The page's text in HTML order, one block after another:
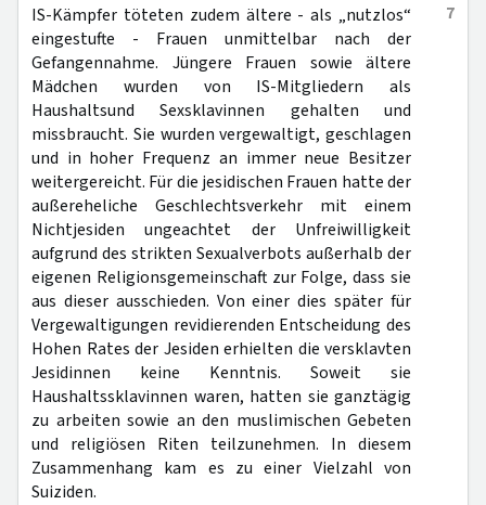
7
IS-Kämpfer töteten zudem ältere - als „nutzlos“
eingestufte - Frauen unmittelbar nach der
Gefangennahme. Jüngere Frauen sowie ältere
Mädchen wurden von IS-Mitgliedern als
Haushaltsund Sexsklavinnen gehalten und
missbraucht. Sie wurden vergewaltigt, geschlagen
und in hoher Frequenz an immer neue Besitzer
weitergereicht. Für die jesidischen Frauen hatte der
außereheliche Geschlechtsverkehr mit einem
Nichtjesiden ungeachtet der Unfreiwilligkeit
aufgrund des strikten Sexualverbots außerhalb der
eigenen Religionsgemeinschaft zur Folge, dass sie
aus dieser ausschieden. Von einer dies später für
Vergewaltigungen revidierenden Entscheidung des
Hohen Rates der Jesiden erhielten die versklavten
Jesidinnen keine Kenntnis. Soweit sie
Haushaltssklavinnen waren, hatten sie ganztägig
zu arbeiten sowie an den muslimischen Gebeten
und religiösen Riten teilzunehmen. In diesem
Zusammenhang kam es zu einer Vielzahl von
Suiziden.